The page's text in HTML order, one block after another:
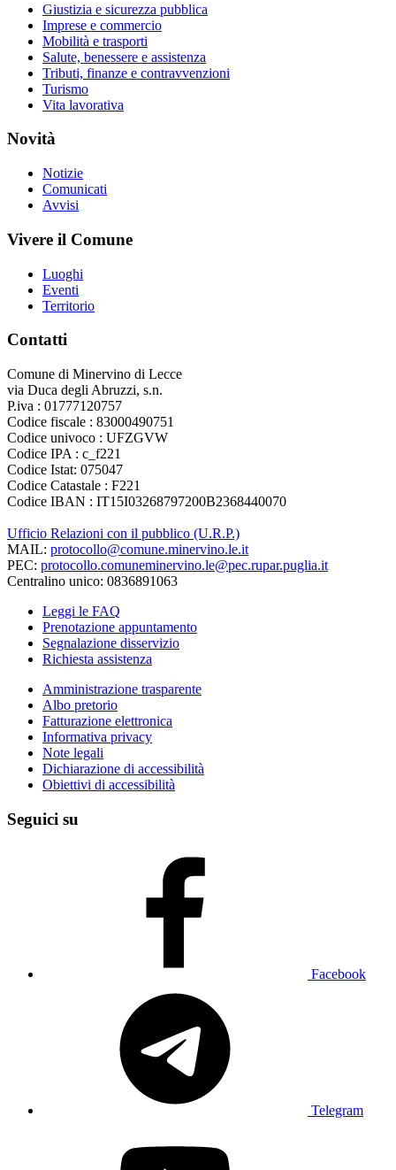
Giustizia e sicurezza pubblica
Imprese e commercio
Mobilità e trasporti
Salute, benessere e assistenza
Tributi, finanze e contravvenzioni
Turismo
Vita lavorativa
Novità
Notizie
Comunicati
Avvisi
Vivere il Comune
Luoghi
Eventi
Territorio
Contatti
Comune di Minervino di Lecce
via Duca degli Abruzzi, s.n.
P.iva : 01777120757
Codice fiscale : 83000490751
Codice univoco : UFZGVW
Codice IPA : c_f221
Codice Istat: 075047
Codice Catastale : F221
Codice IBAN : IT15I03268797200B2368440070
Ufficio Relazioni con il pubblico (U.R.P.)
MAIL: protocollo@comune.minervino.le.it
PEC: protocollo.comuneminervino.le@pec.rupar.puglia.it
Centralino unico: 0836891063
Leggi le FAQ
Prenotazione appuntamento
Segnalazione disservizio
Richiesta assistenza
Amministrazione trasparente
Albo pretorio
Fatturazione elettronica
Informativa privacy
Note legali
Dichiarazione di accessibilità
Obiettivi di accessibilità
Seguici su
Facebook
Telegram